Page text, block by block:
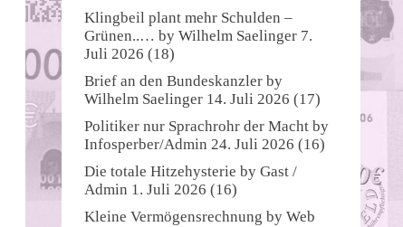
Klingbeil plant mehr Schulden –
Grünen..… by Wilhelm Saelinger 7.
Juli 2026 (18)
Brief an den Bundeskanzler by
Wilhelm Saelinger 14. Juli 2026 (17)
Politiker nur Sprachrohr der Macht by
Infosperber/Admin 24. Juli 2026 (16)
Die totale Hitzehysterie by Gast /
Admin 1. Juli 2026 (16)
Kleine Vermögensrechnung by Web